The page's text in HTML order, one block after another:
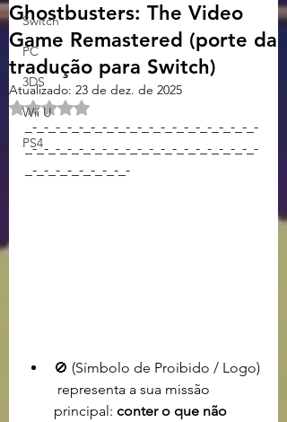
Switch
PC
3DS
Wii U
PS4
Ghostbusters: The Video
Game Remastered (porte da
tradução para Switch)
Atualizado: 23 de dez. de 2025
Avaliado com NaN de 5 estrelas.
_-_-_-_-_-_-_-_-_-_-_-_-_-_-_-_-_-_-_-_-
_-_-_-_-_-_-_-_-_-_-_-_-_-_-_-_-_-_-_-_-
_-_-_-_-_-_-_-_-_-
🚫 (Símbolo de Proibido / Logo)
representa a sua missão
principal: conter o que não